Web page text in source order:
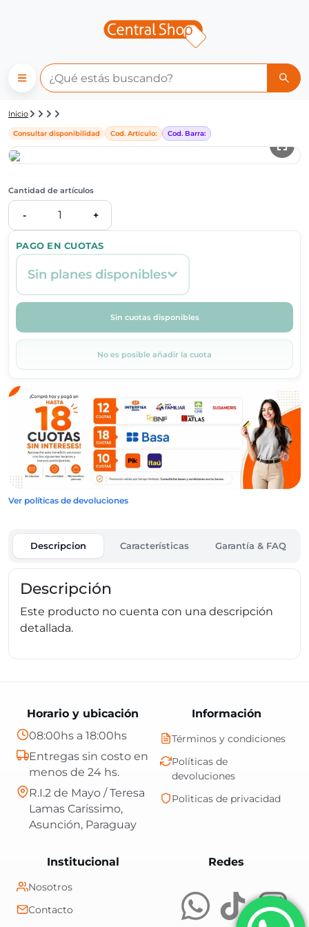
Detalle de producto | Central
Inicio
Consultar disponibilidad Cod. Articulo: Cod. Barra:
PAGO EN CUOTAS
Sin planes disponibles
Sin cuotas disponibles
No es posible añadir la cuota
Cantidad de artículos
- 1 +
Ver políticas de devoluciones
Descripcion Características Garantía & FAQ
Descripción
Este producto no cuenta con una descripción
detallada.
RedesCentral Shop es
Información
Términos y condiciones
Políticas de
devoluciones
Politicas de privacidad
Institucional
Nosotros
Contacto
Horario y ubicación
08:00hs a 18:00hs
Entregas sin costo en
menos de 24 hs.
R.I.2 de Mayo / Teresa
Lamas Carissimo,
Asunción, Paraguay